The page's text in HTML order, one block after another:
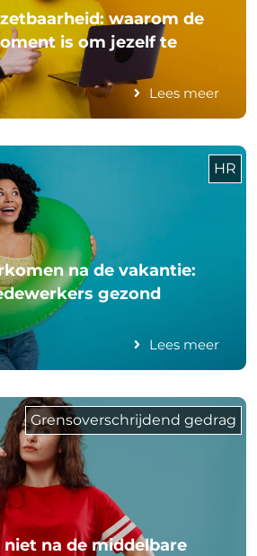
waarom de
is om jezelf te
Lees meer
HR
na de vakantie:
gezond
Lees meer
Grensoverschrijdend gedrag
na de middelbare